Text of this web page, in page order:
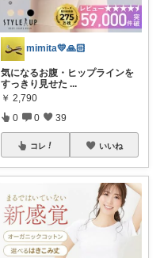
mimita💛🙏🏻
気になるお腹・ヒップラインを
すっきり見せた ...
￥ 2,790
0 0 39
コレ いいね